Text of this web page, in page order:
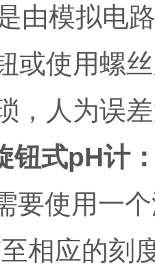
由模拟电
或使用螺
，人为误
钮式pH计
要使用一
相应的刻